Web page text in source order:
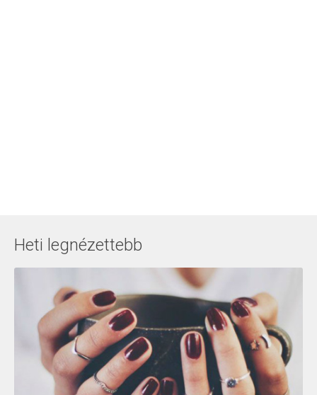
Heti legnézettebb